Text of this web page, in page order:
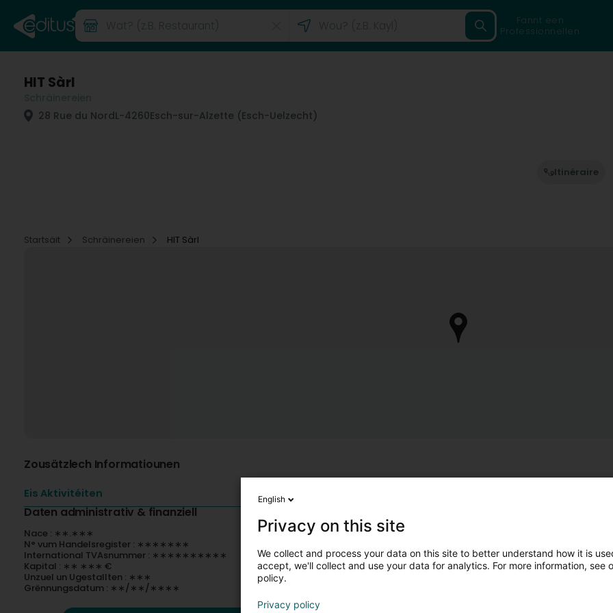
Fannt een
Professionnellen
HIT Sàrl
28 Rue du NordL-4260Esch-sur-Alzette (Esch-Uelzecht)
Itinéraire
Startsäit Schräinereien HIT Sàrl
Zousätzlech Informatiounen
Eis Aktivitéiten
Daten administrativ & finanziell
Nace : ∗∗.∗∗∗
N° vum Handelsregister : ∗∗∗∗∗∗∗
International TVAsnummer : ∗∗∗∗∗∗∗∗∗∗
Kapital : ∗∗ ∗∗∗ €
Unzuel un Ugestallten : ∗∗∗
Grënnungsdatum : ∗∗/∗∗/∗∗∗∗
English
Privacy on this site
We collect and process your data on this site to better understand how it is
accept, we'll collect and use your data for analytics. For more information, see
policy.
Privacy policy